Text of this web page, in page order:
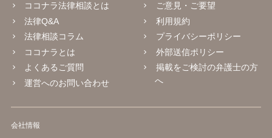
ココナラ法律相談とは
法律Q&A
法律相談コラム
ココナラとは
よくあるご質問
運営へのお問い合わせ
ご意見・ご要望
利用規約
プライバシーポリシー
外部送信ポリシー
掲載をご検討の弁護士の方
へ
会社情報